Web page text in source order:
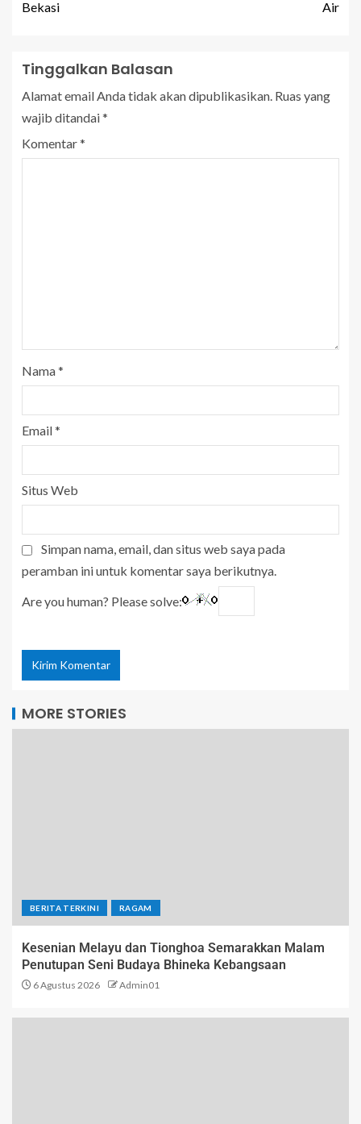
Bekasi Air
Tinggalkan Balasan
Alamat email Anda tidak akan dipublikasikan. Ruas yang
wajib ditandai*
Komentar*
Nama*
Email*
Situs Web
Simpan nama, email, dan situs web saya pada
peramban ini untuk komentar saya berikutnya.
Are you human? Please solve:
MORE STORIES
BERITA TERKINI RAGAM
Kesenian Melayu dan Tionghoa Semarakkan Malam
Penutupan Seni Budaya Bhineka Kebangsaan
6 Agustus 2026 Admin01